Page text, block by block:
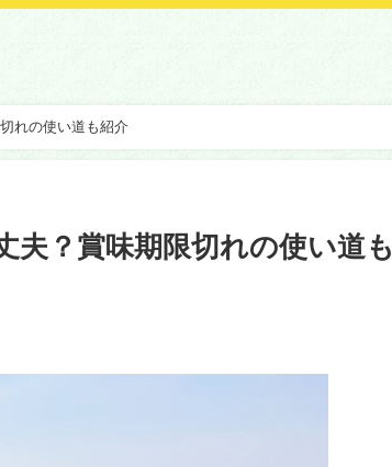
れの使い道も紹介
夫？賞味期限切れの使い道も